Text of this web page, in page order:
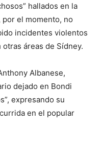
hallados en la
por el momento, no
incidentes violentos
áreas de Sídney.
Albanese,
dejado en Bondi
expresando su
en el popular